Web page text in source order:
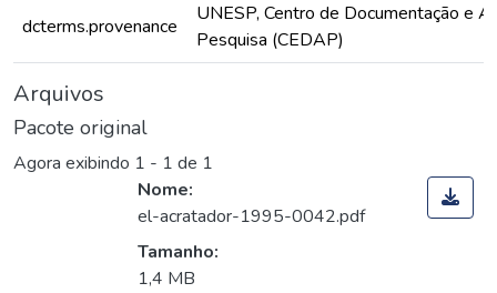
dcterms.provenance
UNESP, Centro de Documentação e
Pesquisa (CEDAP)
Arquivos
Pacote original
Agora exibindo 1 - 1 de 1
Nome:
el-acratador-1995-0042.pdf
Tamanho:
1,4 MB